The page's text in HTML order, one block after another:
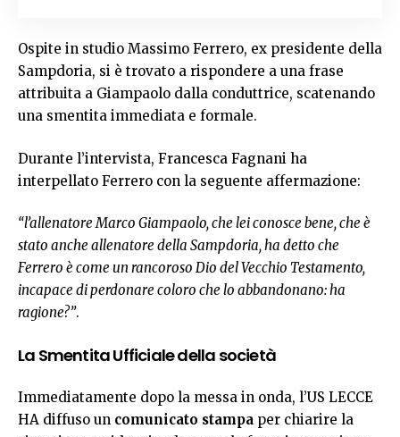
Ospite in studio Massimo Ferrero, ex presidente della
Sampdoria, si è trovato a rispondere a una frase
attribuita a Giampaolo dalla conduttrice, scatenando
una smentita immediata e formale.
Durante l’intervista, Francesca Fagnani ha
interpellato Ferrero con la seguente affermazione:
“l’allenatore Marco Giampaolo, che lei conosce bene, che è
stato anche allenatore della Sampdoria, ha detto che
Ferrero è come un rancoroso Dio del Vecchio Testamento,
incapace di perdonare coloro che lo abbandonano: ha
ragione?”.
La Smentita Ufficiale della società
Immediatamente dopo la messa in onda, l’US LECCE
HA diffuso un comunicato stampa per chiarire la